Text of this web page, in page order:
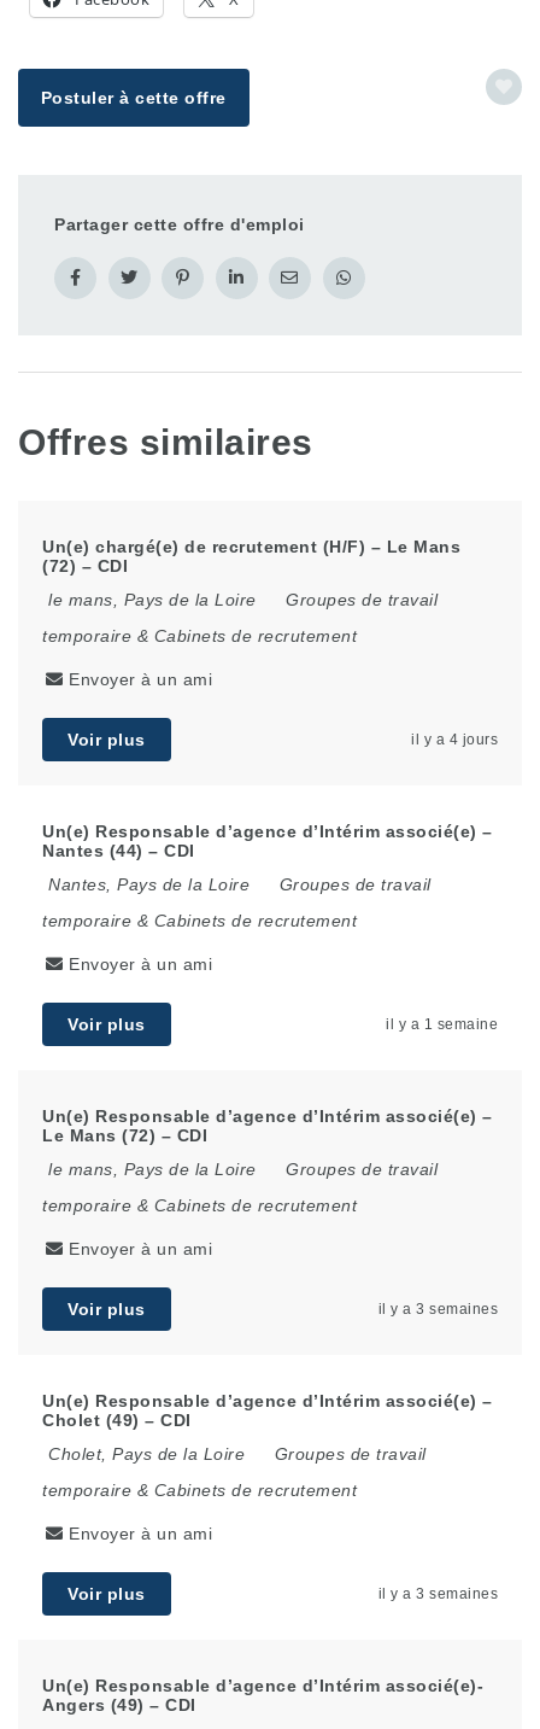
Postuler à cette offre
Partager cette offre d'emploi
Offres similaires
Un(e) chargé(e) de recrutement (H/F) – Le Mans
(72) – CDI
le mans
Pays de la Loire
Groupes de travail
temporaire & Cabinets de recrutement
Envoyer à un ami
Voir plus il y a 4 jours
Un(e) Responsable d’agence d’Intérim associé(e) –
Nantes (44) – CDI
Nantes Pays de la Loire
Groupes de travail
temporaire & Cabinets de recrutement
Envoyer à un ami
Voir plus il y a 1 semaine
Un(e) Responsable d’agence d’Intérim associé(e) –
Le Mans (72) – CDI
le mans
Pays de la Loire
Groupes de travail
temporaire & Cabinets de recrutement
Envoyer à un ami
Voir plus il y a 3 semaines
Un(e) Responsable d’agence d’Intérim associé(e) –
Cholet (49) – CDI
Cholet, Pays de la Loire
Groupes de travail
temporaire & Cabinets de recrutement
Envoyer à un ami
Voir plus il y a 3 semaines
Un(e) Responsable d’agence d’Intérim associé(e)-
Angers (49) – CDI